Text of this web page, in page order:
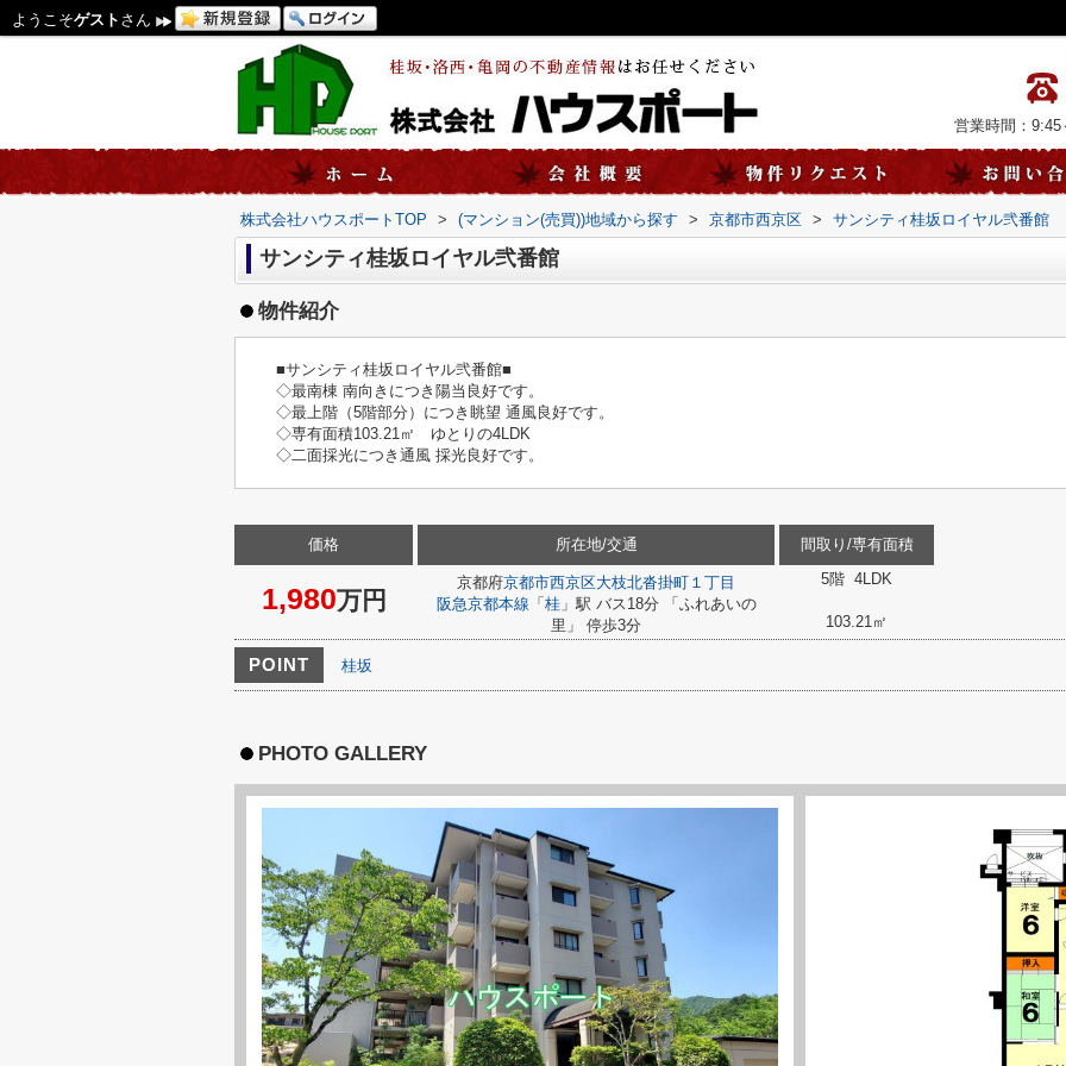
ようこそゲスト さん
営業時間：9:45
株式会社ハウスポートTOP > (マンション(売買))地域から探す > 京都市西京区 > サンシティ桂坂ロイヤル弐番館
サンシティ桂坂ロイヤル弐番館
物件紹介
■サンシティ桂坂ロイヤル弐番館■
◇最南棟 南向きにつき陽当良好です。
◇最上階（5階部分）につき眺望 通風良好です。
◇専有面積103.21㎡ ゆとりの4LDK
◇二面採光につき通風 採光良好です。
価格
1,980万円
所在地/交通
京都府京都市西京区大枝北沓掛町１丁目
阪急京都本線 「 桂」駅 バス18分 「ふれあいの
里」 停歩3分
間取り/専有面積
5階 4LDK
103.21㎡
POINT 桂坂
PHOTO GALLERY